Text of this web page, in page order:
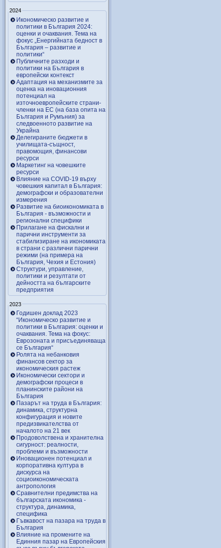
2024
Икономическо развитие и
политики в България 2024:
оценки и очаквания. Тема на
фокус „Енергийната бедност в
България – развитие и
политики“
Публичните разходи и
политики на България в
европейски контекст
Адаптация на механизмите за
оценка на иновационния
потенциал на
източноевропейските страни-
членки на ЕС (на база опита на
България и Румъния) за
следвоенното развитие на
Украйна
Делегираните бюджети в
училищата-същност,
правомощия, финансови
ресурси
Маркетинг на човешките
ресурси
Влияние на COVID-19 върху
човешкия капитал в България:
демографски и образователни
измерения
Развитие на биоикономиката в
България - възможности и
регионални специфики
Прилагане на фискални и
парични инструменти за
стабилизиране на икономиката
в страни с различни парични
режими (на примера на
България, Чехия и Естония)
Структури, управление,
политики и резултати от
дейността на българските
предприятия
2023
Годишен доклад 2023
“Икономическо развитие и
политики в България: оценки и
очаквания. Тема на фокус:
Еврозоната и присъединяваща
се България“
Ролята на небанковия
финансов сектор за
икономическия растеж
Икономически сектори и
демографски процеси в
планинските райони на
България
Пазарът на труда в България:
динамика, структурна
конфигурация и новите
предизвикателства от
началото на 21 век
Продоволствена и хранителна
сигурност: реалности,
проблеми и възможности
Иновационен потенциал и
корпоративна култура в
дискурса на
социоикономическата
антропология
Сравнителни предимства на
българската икономика -
структура, динамика,
специфика
Гъвкавост на пазара на труда в
България
Влияние на промените на
Единния пазар на Европейския